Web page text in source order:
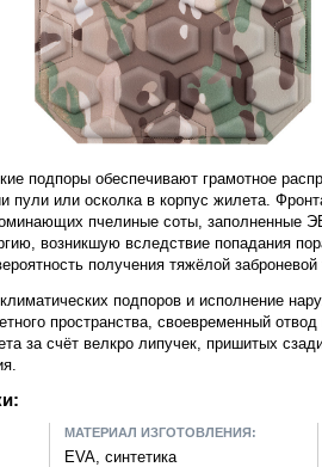
подпоры обеспечивают грамотное
пули или осколка в корпус жилета.
пчелиные соты, заполненные
возникшую вследствие попадания
получения тяжёлой
подпоров и исполнение
пространства, своевременный
за счёт велкро липучек, пришитых
МАТЕРИАЛ ИЗГОТОВЛЕНИЯ:
EVA, синтетика